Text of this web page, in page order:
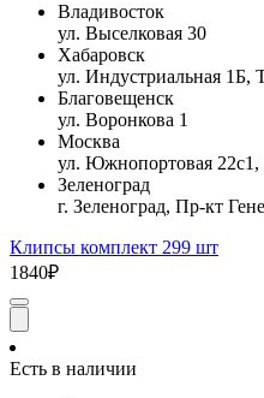
Владивосток
ул. Выселковая 30
Хабаровск
ул. Индустриальная
Благовещенск
ул. Воронкова 1
Москва
ул. Южнопортовая 22с1,
Зеленоград
г. Зеленоград, Пр-кт
Клипсы комплект 299 шт
1840₽
Есть в наличии